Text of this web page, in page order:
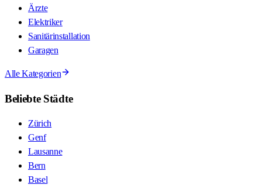
Ärzte
Elektriker
Sanitärinstallation
Garagen
Alle Kategorien
Beliebte Städte
Zürich
Genf
Lausanne
Bern
Basel